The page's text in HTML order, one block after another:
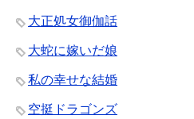
大正処女御伽話
大蛇に嫁いだ娘
私の幸せな結婚
空挺ドラゴンズ